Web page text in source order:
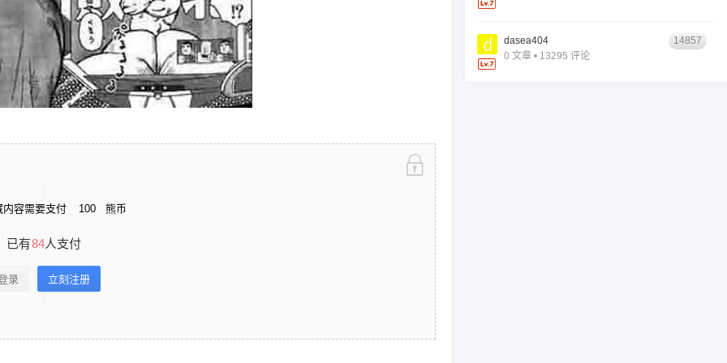
内容需要支付 100 熊币
已有84人支付
录 立刻注册
dasea404
0 文章 • 13295 评论
14857